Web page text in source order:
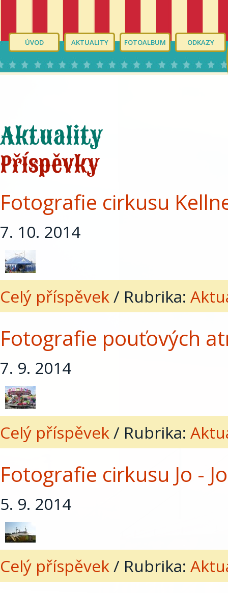
ÚVOD AKTUALITY FOTOALBUM ODKAZY
Aktuality
Příspěvky
Fotografie cirkusu
7. 10. 2014
Celý příspěvek/ Rubrika:
Fotografie pouťových
7. 9. 2014
Celý příspěvek/ Rubrika:
Fotografie cirkusu Jo -
5. 9. 2014
Celý příspěvek/ Rubrika: